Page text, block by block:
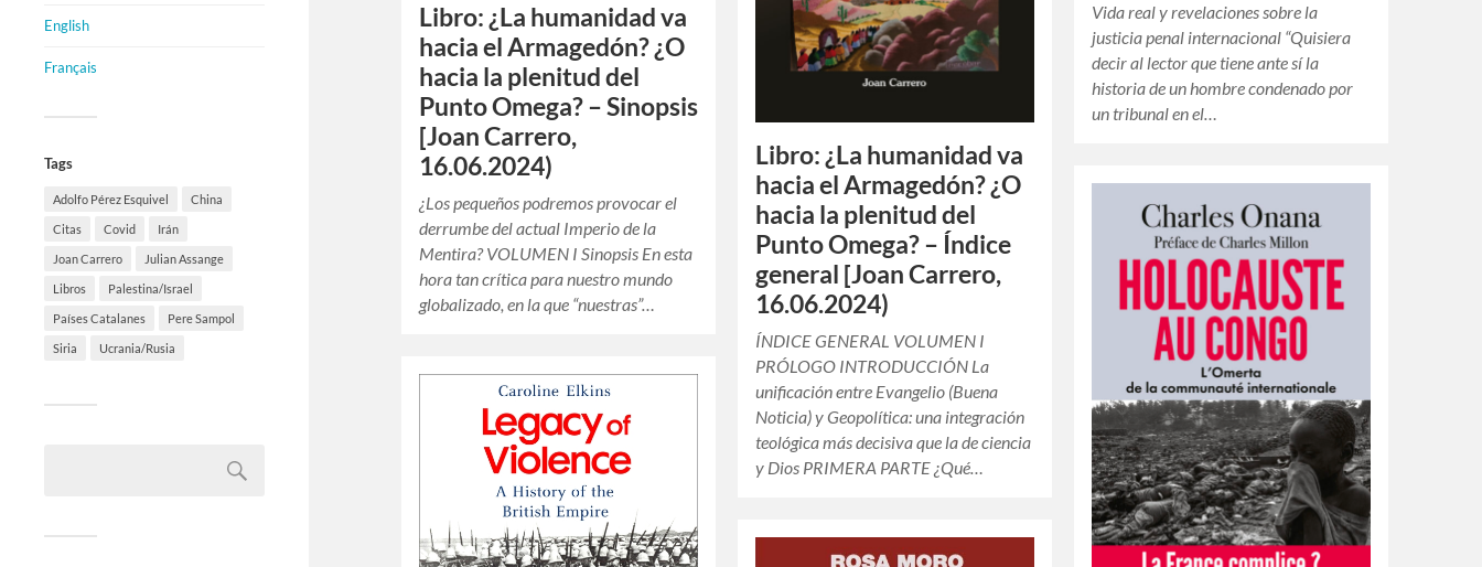
English
Français
Tags
Adolfo Pérez Esquivel China
Citas Covid Irán
Joan Carrero Julian Assange
Libros Palestina/Israel
Países Catalanes Pere Sampol
Siria Ucrania/Rusia
Vida real y revelaciones sobre la
justicia penal internacional “Quisiera
decir al lector que tiene ante sí la
historia de un hombre condenado por
un tribunal en el…
Libro: ¿La humanidad va
hacia el Armagedón? ¿O
hacia la plenitud del
Punto Omega? – Índice
general [Joan Carrero,
16.06.2024)
ÍNDICE GENERAL VOLUMEN I
PRÓLOGO INTRODUCCIÓN La
unificación entre Evangelio (Buena
Noticia) y Geopolítica: una integración
teológica más decisiva que la de ciencia
y Dios PRIMERA PARTE ¿Qué…
Libro: ¿La humanidad va
hacia el Armagedón? ¿O
hacia la plenitud del
Punto Omega? – Sinopsis
[Joan Carrero,
16.06.2024)
¿Los pequeños podremos provocar el
derrumbe del actual Imperio de la
Mentira? VOLUMEN I Sinopsis En esta
hora tan crítica para nuestro mundo
globalizado, en la que “nuestras”…